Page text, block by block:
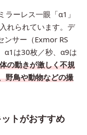
ーレス一眼「α1」
れられています。デ
ンサー（Exmor RS
α1は30枚／秒、α9は
の動きが激しく不規
野鳥や動物などの撮
トがおすすめ